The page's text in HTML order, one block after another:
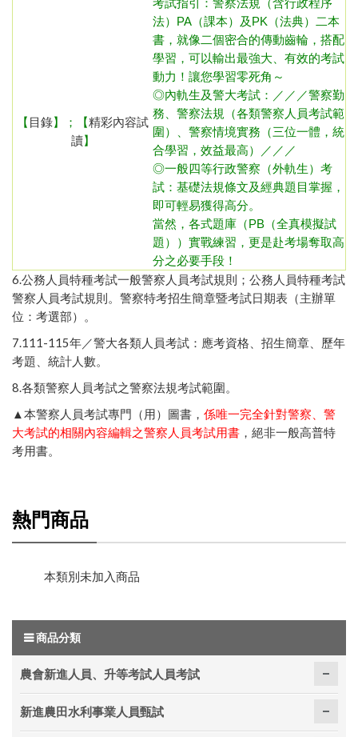
【 目錄】；【精彩內容試
讀】
考試指引： 警察法規（含行政程序
法）
PA（課本）及PK（法典）二本
書，就像二個密合的傳動齒輪，搭配
學習，可以輸出最強大、有效的考試
動力！讓您學習零死角～
◎內軌生及警大考試：／／／警察勤
務、警察法規（各類警察人員考試範
圍）、警察情境實務（三位一體，統
合學習，效益最高）／／／
◎一般四等行政警察（外軌生） 考
試：基礎法規條文及經典題目掌握，
即可輕易獲得高分。
當然，各式題庫（PB（全真模擬試
題））實戰練習，更是赴考場奪取高
分之必要手段！
6.公務人員特種考試一般警察人員考試規則 ； 公務人員特種考試
警察人員考試規則 。 警察特考招生簡章暨考試日期表（主辦單
位：考選部）
。
7.111-115年／警大各類人員考試：應考資格、招生簡章、歷年
考題、統計人數。
8.各類警察人員考試之警察法規考試範圍。
▲本警察人員考試專門（用）圖書， 係唯一完全針對警察、警
大考試的相關內容編輯之警察人員考試用書 ，絕非一般高普特
考用書。
熱門商品
本類別未加入商品
商品分類
農會新進人員、升等考試人員考試
新進農田水利事業人員甄試